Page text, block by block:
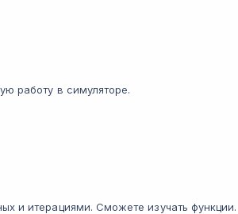
работу в симуляторе.
и итерациями. Сможете изучать функции.